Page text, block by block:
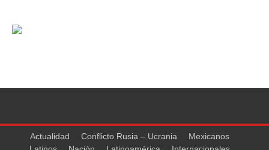
Actualidad Conflicto Rusia – Ucrania
Mexicanos